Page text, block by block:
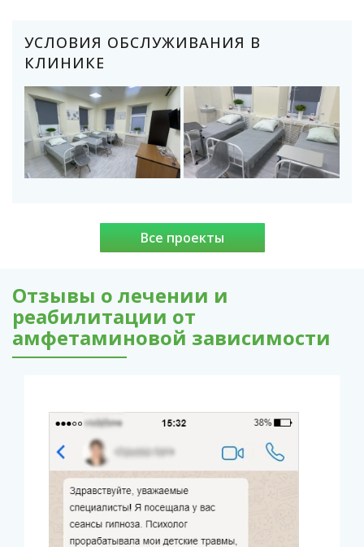
УСЛОВИЯ ОБСЛУЖИВАНИЯ В
КЛИНИКЕ
Все проекты
Отзывы о лечении и
реабилитации от
амфетаминовой зависимости